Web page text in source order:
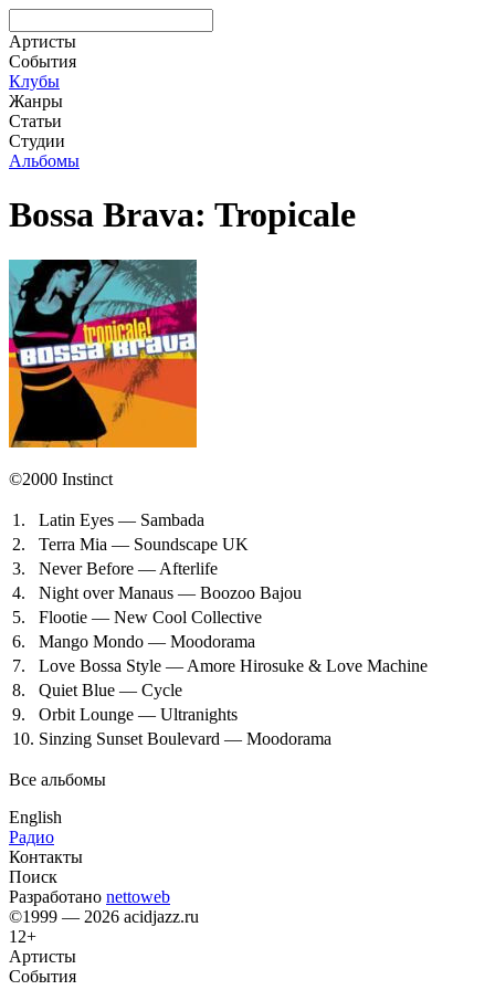
Артисты
События
Клубы
Жанры
Статьи
Студии
Альбомы
Bossa Brava: Tropicale
©2000 Instinct
1.
Latin Eyes — Sambada
2.
Terra Mia — Soundscape UK
3.
Never Before — Afterlife
4.
Night over Manaus — Boozoo Bajou
5.
Flootie — New Cool Collective
6.
Mango Mondo — Moodorama
7.
Love Bossa Style — Amore Hirosuke & Love Machine
8.
Quiet Blue — Cycle
9.
Orbit Lounge — Ultranights
10. Sinzing Sunset Boulevard — Moodorama
Все альбомы
English
Радио
Контакты
Поиск
Разработано nettoweb
©1999 — 2026 acidjazz.ru
12+
Артисты
События